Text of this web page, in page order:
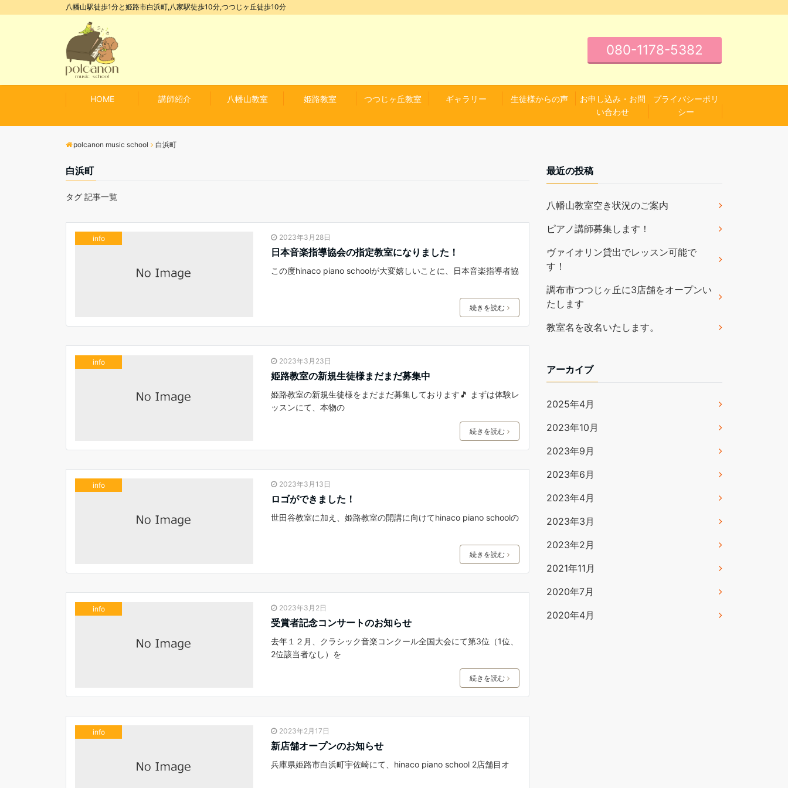
八幡山駅徒歩1分と姫路市白浜町,八家駅徒歩10分,つつじヶ丘徒歩10分
080-1178-5382
HOME 講師紹介 八幡山教室 姫路教室 つつじヶ丘教室 ギャラリー 生徒様からの声
お申し込み・お問
い合わせ
プライバシーポリ
シー
polcanon music school 白浜町
白浜町
タグ 記事一覧
info 2023年3月28日
日本音楽指導協会の指定教室になりました！
この度hinaco piano schoolが大変嬉しいことに、日本音楽指導者協
続きを読む
info 2023年3月23日
姫路教室の新規生徒様まだまだ募集中
姫路教室の新規生徒様をまだまだ募集しております🎵 まずは体験レ
ッスンにて、本物の
続きを読む
info 2023年3月13日
ロゴができました！
世田谷教室に加え、姫路教室の開講に向けてhinaco piano schoolの
続きを読む
info 2023年3月2日
受賞者記念コンサートのお知らせ
去年１２月、クラシック音楽コンクール全国大会にて第3位（1位、
2位該当者なし）を
続きを読む
info 2023年2月17日
新店舗オープンのお知らせ
兵庫県姫路市白浜町宇佐崎にて、hinaco piano school 2店舗目オ
最近の投稿
八幡山教室空き状況のご案内
ピアノ講師募集します！
ヴァイオリン貸出でレッスン可能で
す！
調布市つつじヶ丘に3店舗をオープンい
たします
教室名を改名いたします。
アーカイブ
2025年4月
2023年10月
2023年9月
2023年6月
2023年4月
2023年3月
2023年2月
2021年11月
2020年7月
2020年4月